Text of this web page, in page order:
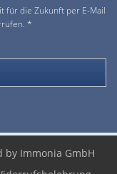
für die Zukunft per E-Mail
*
by Immonia GmbH